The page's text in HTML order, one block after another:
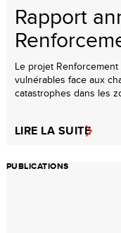
Rapport
Le projet
vulnérables face aux
catastrophes dans les
LIRE LA SUITE
PUBLICATIONS